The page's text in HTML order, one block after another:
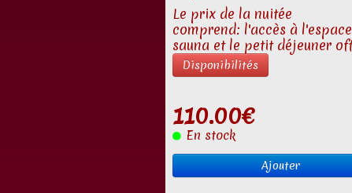
Le prix de la nuitée
comprend: l'accès à l'espace
sauna et le petit déjeuner
Disponibilités
110.00€
En stock
Ajouter